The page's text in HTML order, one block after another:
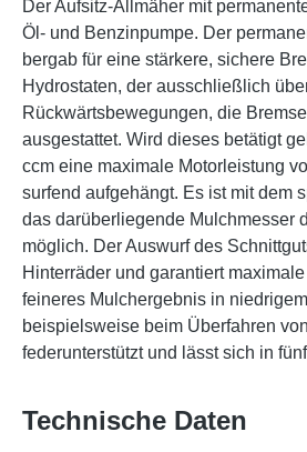
Der Aufsitz-Allmäher mit
Öl- und Benzinpumpe. Der
bergab für eine stärkere, sichere
Hydrostaten, der ausschließlich
Rückwärtsbewegungen, die
ausgestattet. Wird dieses betätigt
ccm eine maximale Motorleistung
surfend aufgehängt. Es ist mit dem
das darüberliegende Mulchmesser
möglich. Der Auswurf des
Hinterräder und garantiert
feineres Mulchergebnis in
beispielsweise beim Überfahren
federunterstützt und lässt sich in
Technische Daten